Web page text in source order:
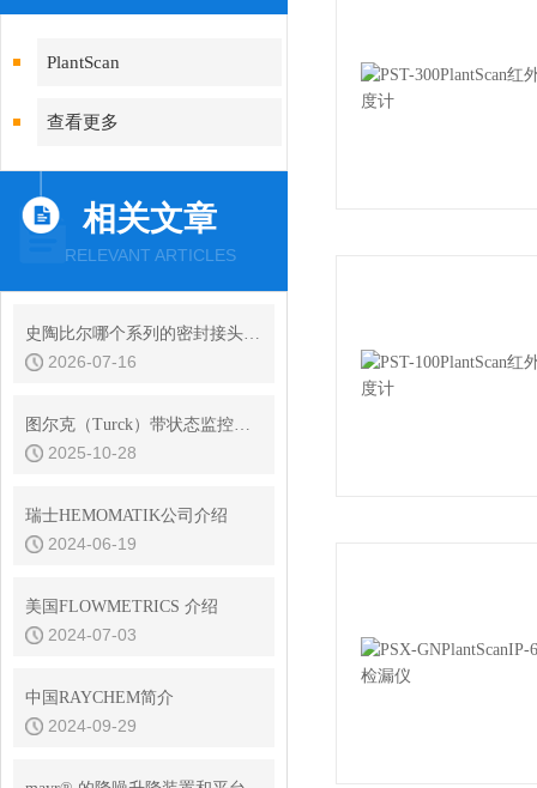
PlantScan
查看更多
相关文章
RELEVANT ARTICLES
史陶比尔哪个系列的密封接头性价比
2026-07-16
图尔克（Turck）带状态监控的电容式传感器
2025-10-28
瑞士HEMOMATIK公司介绍
2024-06-19
美国FLOWMETRICS 介绍
2024-07-03
中国RAYCHEM简介
2024-09-29